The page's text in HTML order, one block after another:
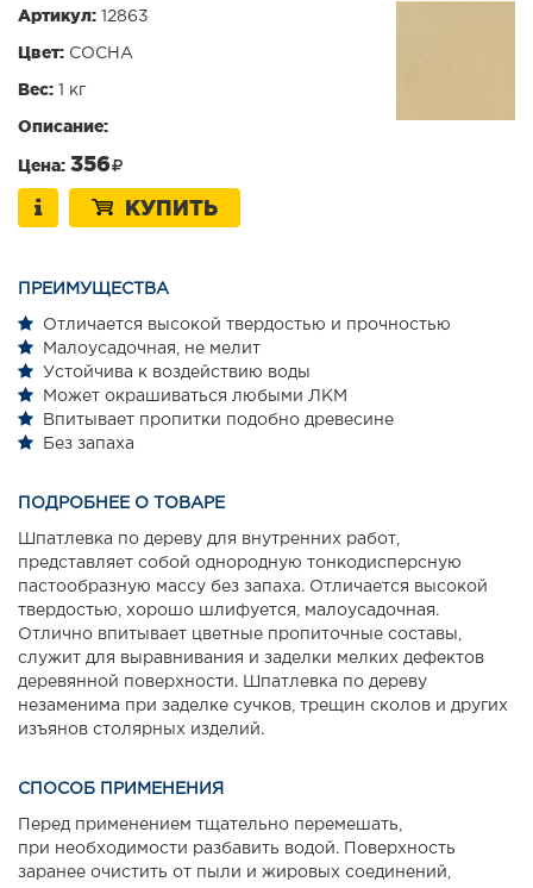
Артикул: 12863
Цвет: СОСНА
Вес: 1 кг
Описание:
Цена: 356
КУПИТЬ
ПРЕИМУЩЕСТВА
Отличается высокой твердостью и прочностью
Малоусадочная, не мелит
Устойчива к воздействию воды
Может окрашиваться любыми ЛКМ
Впитывает пропитки подобно древесине
Без запаха
ПОДРОБНЕЕ О ТОВАРЕ
Шпатлевка по дереву для внутренних работ,
представляет собой однородную тонкодисперсную
пастообразную массу без запаха. Отличается высокой
твердостью, хорошо шлифуется, малоусадочная.
Отлично впитывает цветные пропиточные составы,
служит для выравнивания и заделки мелких дефектов
деревянной поверхности. Шпатлевка по дереву
незаменима при заделке сучков, трещин сколов и других
изъянов столярных изделий.
СПОСОБ ПРИМЕНЕНИЯ
Перед применением тщательно перемешать,
при необходимости разбавить водой. Поверхность
заранее очистить от пыли и жировых соединений,